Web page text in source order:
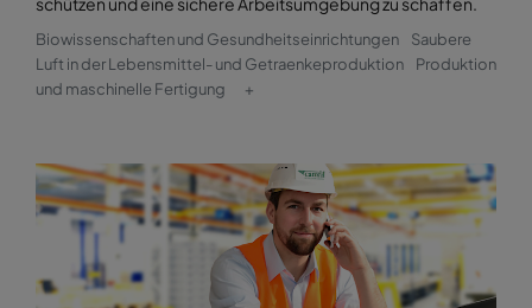
Biowissenschaften und Gesundheitseinrichtungen
Saubere
Luft in der Lebensmittel- und Getraenkeproduktion
Produktion
und maschinelle Fertigung
+